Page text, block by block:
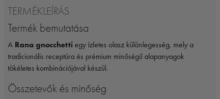
TERMÉKLEÍRÁS
Termék bemutatása
A Rana gnocchetti egy ízletes olasz különlegesség, mely a
tradicionális receptúra és prémium minőségű alapanyagok
tökéletes kombinációjával készül.
Összetevők és minőség